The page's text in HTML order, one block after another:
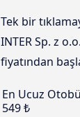
Tek bir
INTER Sp. z
fiyatından
En Ucuz
549 ₺